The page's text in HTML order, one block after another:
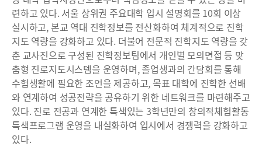
련하고 있다. 서울 상위권 주요대학 입시 설명회를 10회 이상
실시하고, 본교 역대 진학정보를 전산화하여 체계적으로 진학
지도 역량을 강화하고 있다. 더불어 전문적 진학지도 역량을 갖
춘 교사진으로 구성된 진학정보팀에서 개인별 모의면접 등 맞
춤형 진로지도시스템을 운영하며, 졸업생과의 간담회를 통해
수험생활에 필요한 조언을 제공하고, 목표 대학에 진학한 선배
와 연계하여 성공전략을 공유하기 위한 네트워크를 마련해주고
있다. 진로 전공과 연계한 특색있는 3학년만의 창의적체험활동
특색프로그램 운영을 내실화하여 입시에서 경쟁력을 강화하고
있다.